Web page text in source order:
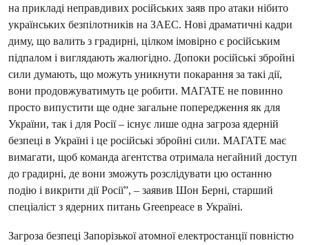
на прикладі неправдивих російських заяв про атаки нібито
українських безпілотників на ЗАЕС. Нові драматичні кадри
диму, що валить з градирні, цілком імовірно є російським
підпалом і виглядають жалюгідно. Допоки російські збройні
сили думають, що можуть уникнути покарання за такі дії,
вони продовжуватимуть це робити. МАГАТЕ не повинно
просто випустити ще одне загальне попередження як для
України, так і для Росії – існує лише одна загроза ядерній
безпеці в Україні і це російські збройні сили. МАГАТЕ має
вимагати, щоб команда агентства отримала негайний доступ
до градирні, де вони зможуть розслідувати цю останню
подію і викрити дії Росії”, – заявив Шон Берні, старший
спеціаліст з ядерних питань Greenpeace в Україні.
Загроза безпеці Запорізької атомної електростанції повністю